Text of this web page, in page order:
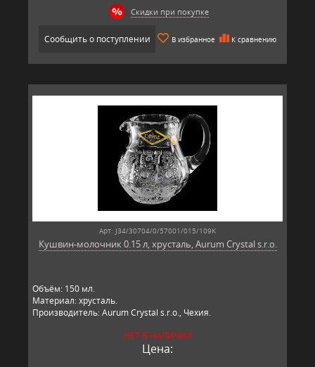
Скидки при покупке
Сообщить о поступлении В избранное К сравнению
Арт: J34/30704/0/57001/015/109K
Кушвин-молочник 0.15 л, хрусталь, Aurum Crystal s.r.o.
Объём: 150 мл.
Материал: хрусталь.
Производитель: Aurum Crystal s.r.o., Чехия.
НЕТ В НАЛИЧИИ
Цена: